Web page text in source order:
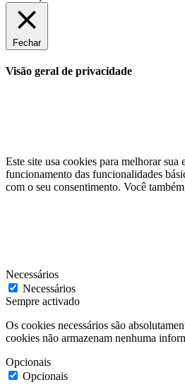
Fechar
Visão geral de privacidade
Este site usa cookies para melhorar sua
funcionamento das funcionalidades
com o seu consentimento. Você
Necessários
Necessários
Sempre activado
Os cookies necessários são
cookies não armazenam nenhuma
Opcionais
Opcionais